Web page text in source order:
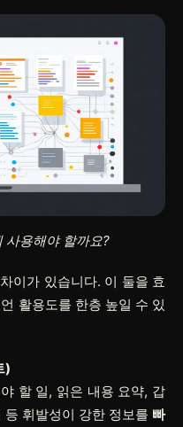
사용해야 할까요?
이가 있습니다. 이 둘을 효
활용도를 한층 높일 수 있
)
할 일, 읽은 내용 요약, 갑
휘발성이 강한 정보를 빠